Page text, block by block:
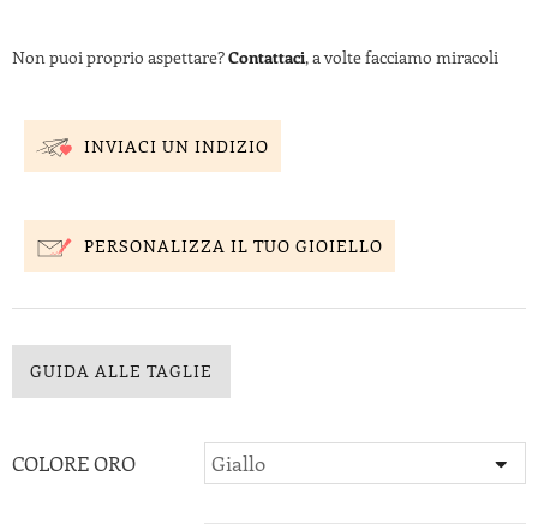
Non puoi proprio aspettare?Contattaci, a volte facciamo miracoli
INVIACI UN INDIZIO
PERSONALIZZA IL TUO GIOIELLO
GUIDA ALLE TAGLIE
COLORE ORO